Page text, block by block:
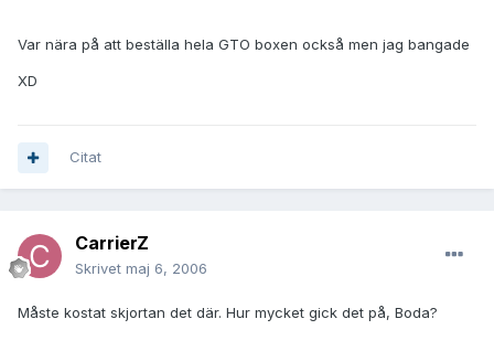
Var nära på att beställa hela GTO boxen också men jag bangade
XD
Citat
CarrierZ
Skrivet maj 6, 2006
Måste kostat skjortan det där. Hur mycket gick det på, Boda?